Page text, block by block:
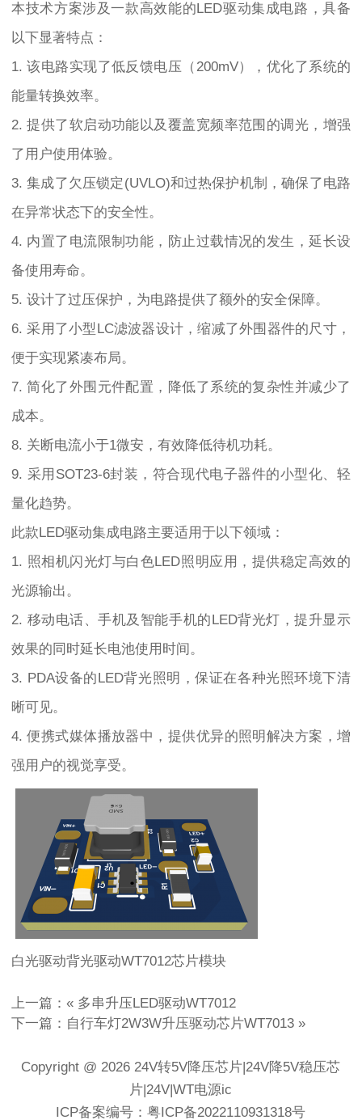
本技术方案涉及一款高效能的LED驱动集成电路，具备
以下显著特点：
1. 该电路实现了低反馈电压（200mV），优化了系统的
能量转换效率。
2. 提供了软启动功能以及覆盖宽频率范围的调光，增强
了用户使用体验。
3. 集成了欠压锁定(UVLO)和过热保护机制，确保了电路
在异常状态下的安全性。
4. 内置了电流限制功能，防止过载情况的发生，延长设
备使用寿命。
5. 设计了过压保护，为电路提供了额外的安全保障。
6. 采用了小型LC滤波器设计，缩减了外围器件的尺寸，
便于实现紧凑布局。
7. 简化了外围元件配置，降低了系统的复杂性并减少了
成本。
8. 关断电流小于1微安，有效降低待机功耗。
9. 采用SOT23-6封装，符合现代电子器件的小型化、轻
量化趋势。
此款LED驱动集成电路主要适用于以下领域：
1. 照相机闪光灯与白色LED照明应用，提供稳定高效的
光源输出。
2. 移动电话、手机及智能手机的LED背光灯，提升显示
效果的同时延长电池使用时间。
3. PDA设备的LED背光照明，保证在各种光照环境下清
晰可见。
4. 便携式媒体播放器中，提供优异的照明解决方案，增
强用户的视觉享受。
白光驱动背光驱动WT7012芯片模块
上一篇：« 多串升压LED驱动WT7012
下一篇： 自行车灯2W3W升压驱动芯片WT7013 »
Copyright @ 2026 24V转5V降压芯片|24V降5V稳压芯
片|24V|WT电源ic
ICP备案编号：粤ICP备2022110931318号